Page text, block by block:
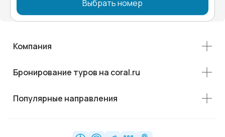
Выбрать номер
Компания
Бронирование туров на coral.ru
Популярные направления